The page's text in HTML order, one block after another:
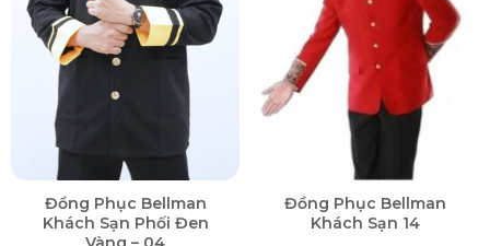
Đồng Phục Bellman
Khách Sạn Phối Đen
Đồng Phục Bellman
Khách Sạn 14